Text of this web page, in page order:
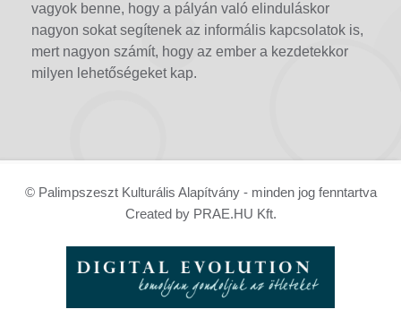
vagyok benne, hogy a pályán való elinduláskor
nagyon sokat segítenek az informális kapcsolatok is,
mert nagyon számít, hogy az ember a kezdetekkor
milyen lehetőségeket kap.
© Palimpszeszt Kulturális Alapítvány - minden jog fenntartva
Created by PRAE.HU Kft.